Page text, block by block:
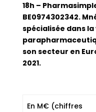
18h –
BE0974302342.
spécialisée dans
son secteur en
2021.
En M€ (chiffres